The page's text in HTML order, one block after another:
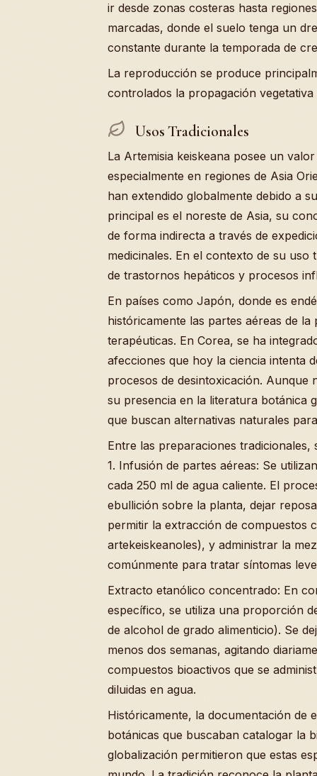
ir desde zonas costeras hasta
marcadas, donde el suelo tenga un
constante durante la temporada de
La reproducción se produce
controlados la propagación vegetativa
Usos Tradicionales
La Artemisia keiskeana posee un
especialmente en regiones de Asia
han extendido globalmente debido a
principal es el noreste de Asia, su
de forma indirecta a través de
medicinales. En el contexto de su uso
de trastornos hepáticos y procesos
En países como Japón, donde es
históricamente las partes aéreas de
terapéuticas. En Corea, se ha
afecciones que hoy la ciencia intenta
procesos de desintoxicación. Aunque
su presencia en la literatura botánica
que buscan alternativas naturales
Entre las preparaciones tradicionales,
1. Infusión de partes aéreas: Se
cada 250 ml de agua caliente. El
ebullición sobre la planta, dejar
permitir la extracción de compuestos
artekeiskeanoles), y administrar la
comúnmente para tratar síntomas
Extracto etanólico concentrado: En
específico, se utiliza una proporción
de alcohol de grado alimenticio). Se
menos dos semanas, agitando
compuestos bioactivos que se
diluidas en agua.
Históricamente, la documentación de
botánicas que buscaban catalogar la
globalización permitieron que estas